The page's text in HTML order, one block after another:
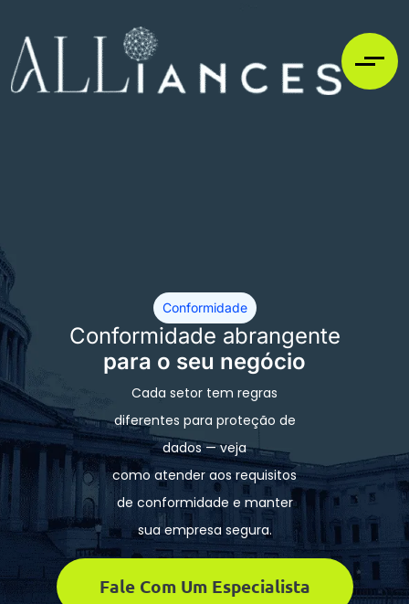
Conformidade
Conformidade abrangente
para o seu negócio
Cada setor tem regras
diferentes para proteção de
dados — veja
como atender aos requisitos
de conformidade e manter
sua empresa segura.
Fale Com Um Especialista